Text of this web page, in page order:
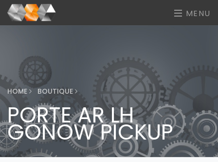
MENU
HOME BOUTIQUE
PORTE AR LH
GONOW PICKUP